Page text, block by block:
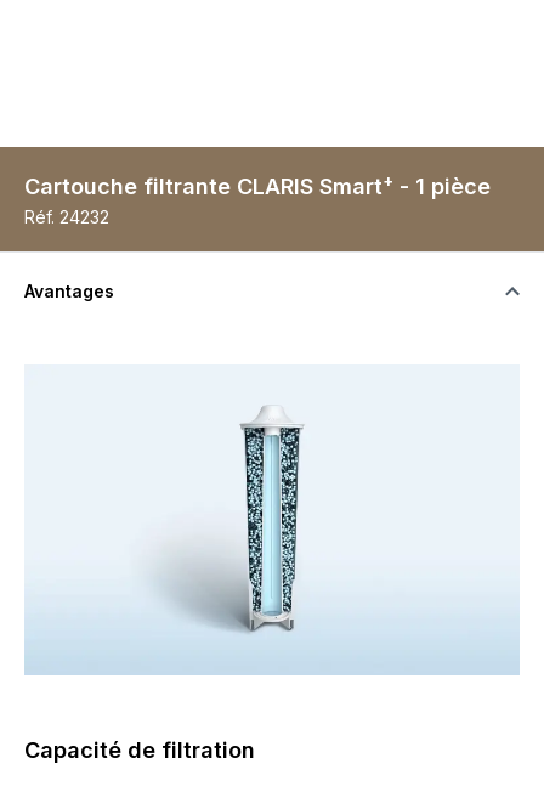
Cartouche filtrante CLARIS Smart+ - 1 pièce
Réf. 24232
Avantages
Capacité de filtration